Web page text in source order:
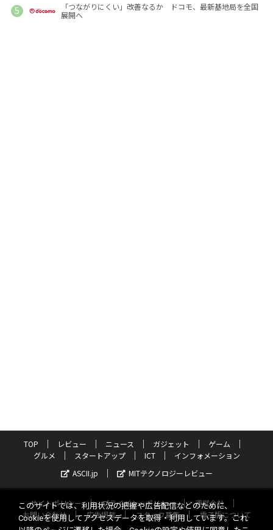
「つながりにくい」改善なるか ドコモ、最新基地局を全国
展開へ
TOP レビュー ニュース ガジェット
ゲーム
グルメ
スタートアップ ICT
インフォメーション
ASCII.jp
MITテクノロジーレビュー
サイトポリシー プライバシーポリシー
運営会社
お問い合わせ
広告掲載 スタッフ募集
電子版について
このサイトでは、利用状況の把握や広告配信などのために、
Cookieを使用してアクセスデータを取得・利用しています。これ